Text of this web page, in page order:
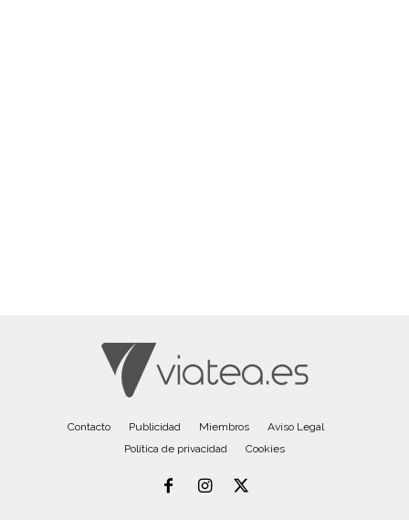
Contacto Publicidad Miembros
Aviso Legal
Política de privacidad
Cookies